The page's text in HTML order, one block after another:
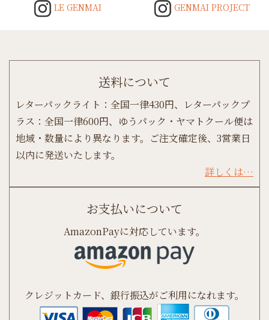
LE GENMAI GENMAI PROJECT
送料について
レターパックライト：全国一律430円、レターパックプ
ラス：全国一律600円、ゆうパック・ヤマトクール便は
地域・数量により異なります。ご注文確定後、3営業日
以内に発送いたします。
詳しくは…
お支払いについて
AmazonPayに対応しています。
クレジットカード、銀行振込がご利用になれます。